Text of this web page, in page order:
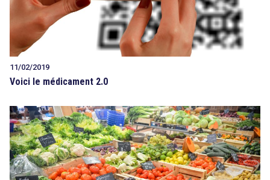
11/02/2019
Voici le médicament 2.0